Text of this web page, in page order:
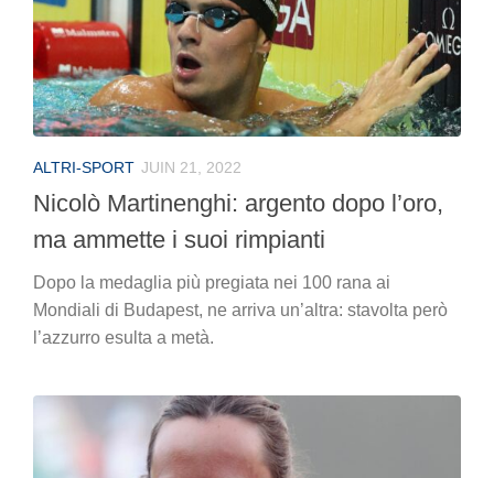
ALTRI-SPORT JUIN 21, 2022
Nicolò Martinenghi: argento dopo l’oro,
ma ammette i suoi rimpianti
Dopo la medaglia più pregiata nei 100 rana ai
Mondiali di Budapest, ne arriva un’altra: stavolta però
l’azzurro esulta a metà.